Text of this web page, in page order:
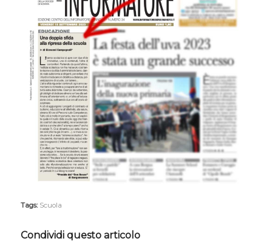
Tags: Scuola
Condividi questo articolo